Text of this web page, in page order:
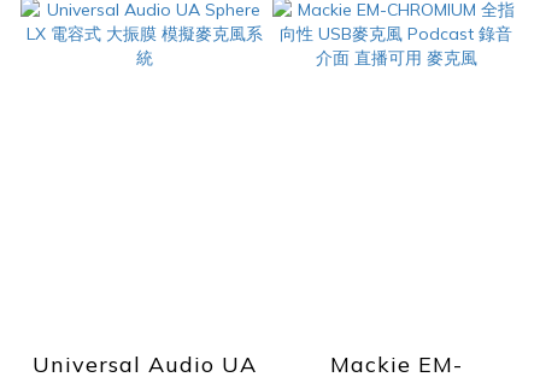
Universal Audio UA
Mackie EM-